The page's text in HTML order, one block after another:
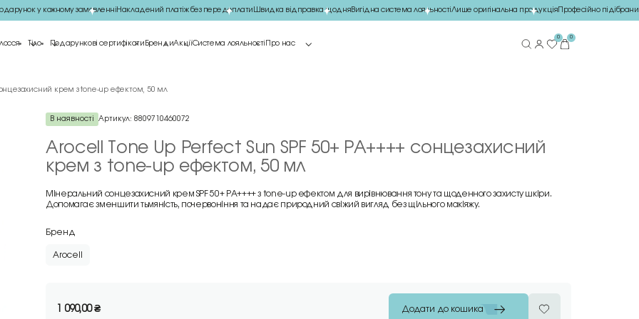
у кожному замовленніНакладений платіж без передоплатиШвидка відправка щодня Вигідна система лояльностіЛише оригінальна продукціяПрофесійно підібраний
Тіло Подарункові сертифікати БрендиАкціїСистема лояльності Про нас
0 0
крем з tone-up ефектом, 50 мл
В наявності Артикул: 8809710460072
Arocell Tone Up Perfect Sun SPF 50+ PA++++ сонцезахисний
крем з tone-up ефектом, 50 мл
Мінеральний сонцезахисний крем SPF 50+ PA++++ з tone-up ефектом для вирівнювання тону та щоденного захисту шкіри.
Допомагає зменшити тьмяність, почервоніння та надає природний свіжий вигляд без щільного макіяжу.
Бренд
Arocell
1 090,00₴ Додати до кошика